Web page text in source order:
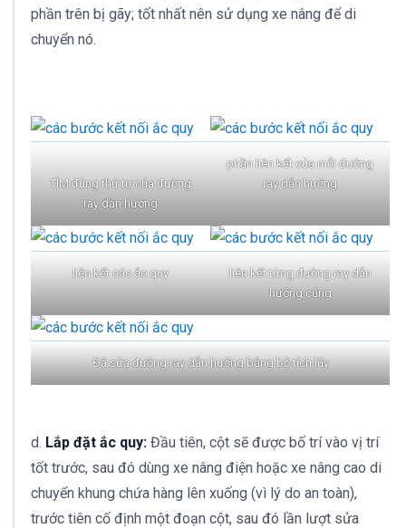
phần trên bị gãy; tốt nhất nên sử dụng xe nâng để di
chuyển nó.
TÌM đúng thứ tự của đường
ray dẫn hướng
phần liên kết của mỗi đường
ray dẫn hướng
liên kết các ắc quy
liên kết từng đường ray dẫn
hướng cũng
Đã sửa đường ray dẫn hướng bằng bộ tích lũy
d. Lắp đặt ắc quy: Đầu tiên, cột sẽ được bố trí vào vị trí
tốt trước, sau đó dùng xe nâng điện hoặc xe nâng cao di
chuyển khung chứa hàng lên xuống (vì lý do an toàn),
trước tiên cố định một đoạn cột, sau đó lần lượt sửa